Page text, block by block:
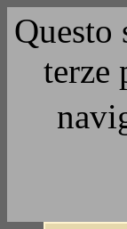
terze